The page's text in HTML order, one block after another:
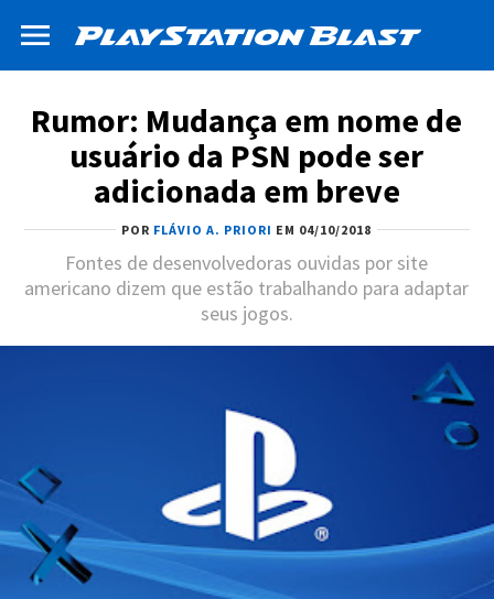
Rumor: Mudança em nome de
usuário da PSN pode ser
adicionada em breve
POR FLÁVIO A. PRIORI EM 04/10/2018
Fontes de desenvolvedoras ouvidas por site
americano dizem que estão trabalhando para adaptar
seus jogos.